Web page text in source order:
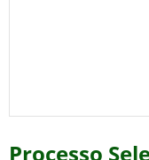
Processo